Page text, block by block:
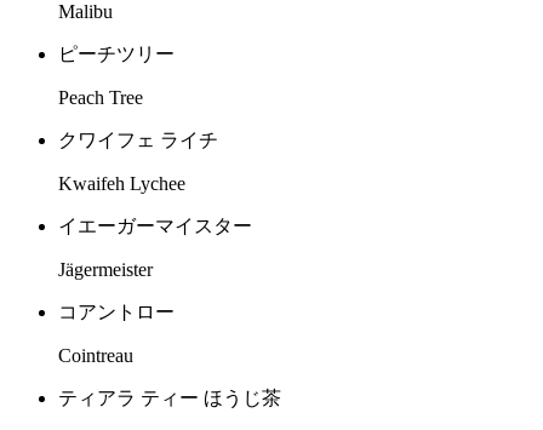
Malibu
ピーチツリー
Peach Tree
クワイフェ ライチ
Kwaifeh Lychee
イエーガーマイスター
Jägermeister
コアントロー
Cointreau
ティアラ ティー ほうじ茶